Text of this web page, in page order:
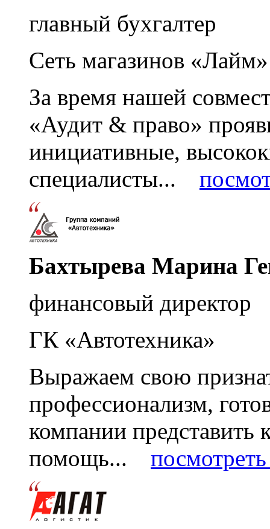
главный бухгалтер
Сеть магазинов «Лайм»
За время нашей
«Аудит & право»
инициативные,
специалисты...
Бахтырева Марина
финансовый директор
ГК «Автотехника»
Выражаем свою
профессионализм,
компании
помощь...